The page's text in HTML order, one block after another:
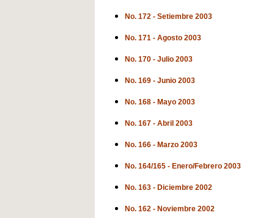
No. 172 - Setiembre 2003
No. 171 - Agosto 2003
No. 170 - Julio 2003
No. 169 - Junio 2003
No. 168 - Mayo 2003
No. 167 - Abril 2003
No. 166 - Marzo 2003
No. 164/165 - Enero/Febrero 2003
No. 163 - Diciembre 2002
No. 162 - Noviembre 2002